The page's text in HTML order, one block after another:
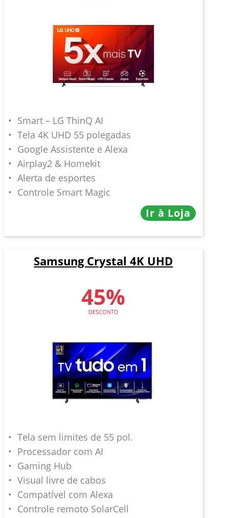
Smart – LG ThinQ AI
Tela 4K UHD 55 polegadas
Google Assistente e Alexa
Airplay2 & Homekit
Alerta de esportes
Controle Smart Magic
Ir à Loja
Samsung Crystal 4K UHD
45%
DESCONTO
Tela sem limites de 55 pol.
Processador com AI
Gaming Hub
Visual livre de cabos
Compatível com Alexa
Controle remoto SolarCell